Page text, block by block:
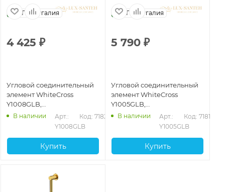
Португалия
4 425 ₽
Угловой соединительный
элемент WhiteCross
Y1008GLB,
брашированное золото
В наличии
Арт.:
Y1008GLB
Код: 71825
Купить
Португалия
5 790 ₽
Угловой соединительный
элемент WhiteCross
Y1005GLB,
брашированное золото
В наличии
Арт.:
Y1005GLB
Код: 71819
Купить